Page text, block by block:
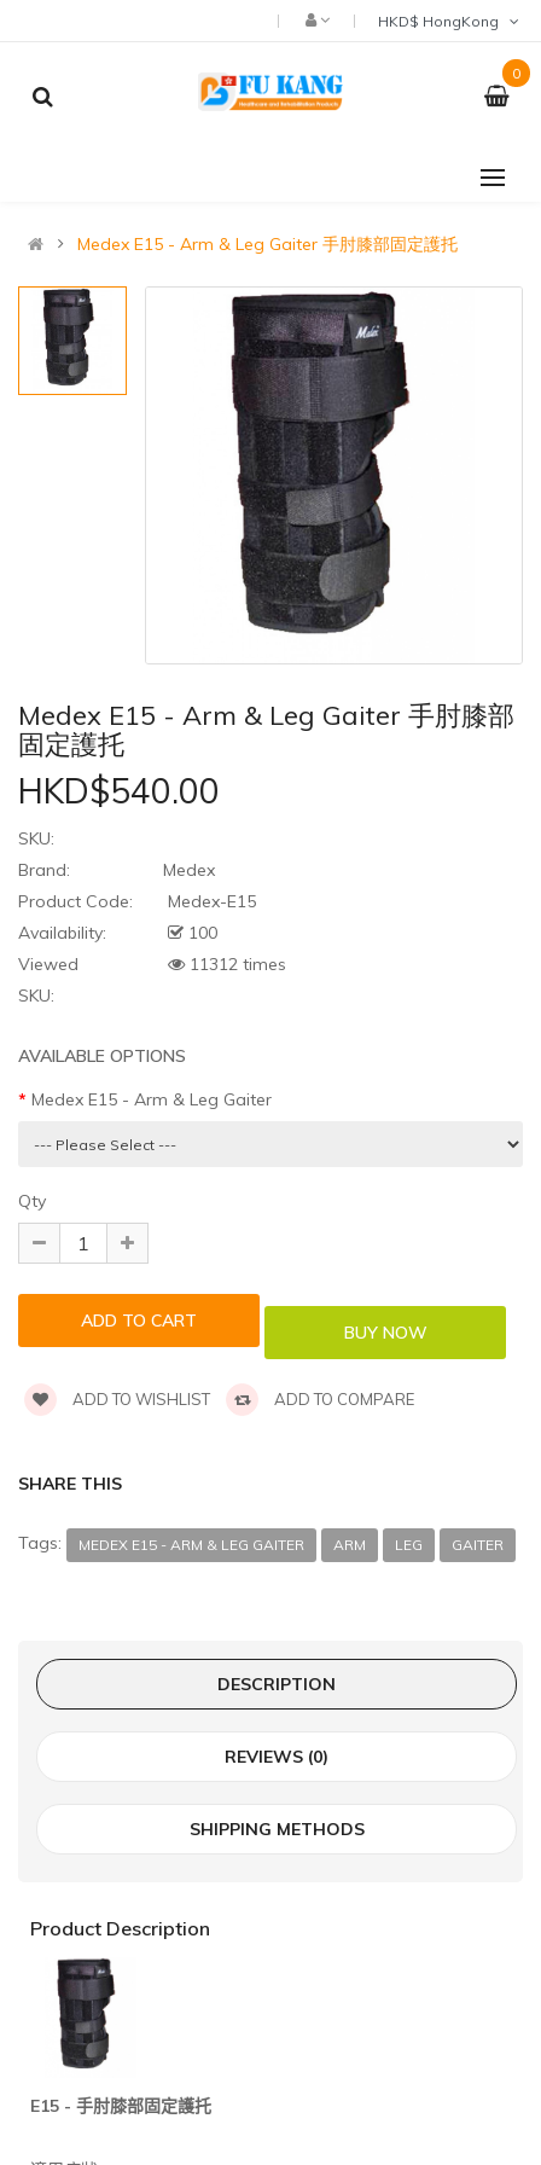
0
Medex E15 - Arm & Leg Gaiter 手肘膝部固定護托
Medex E15 - Arm & Leg Gaiter 手肘膝部
固定護托
HKD$540.00
SKU:
Brand:
Medex
Product Code:
Medex-E15
Availability:
100
Viewed
11312 times
SKU:
AVAILABLE OPTIONS
Medex E15 - Arm & Leg Gaiter
Qty
ADD TO WISHLIST ADD TO COMPARE
SHARE THIS
Tags: MEDEX E15 - ARM & LEG GAITER ARM LEG GAITER
DESCRIPTION
REVIEWS (0)
SHIPPING METHODS
Product Description
E15 - 手肘膝部固定護托